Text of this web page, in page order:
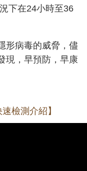
下在24小時至36
形病毒的威脅，儘
現，早預防，早康
檢測介紹】